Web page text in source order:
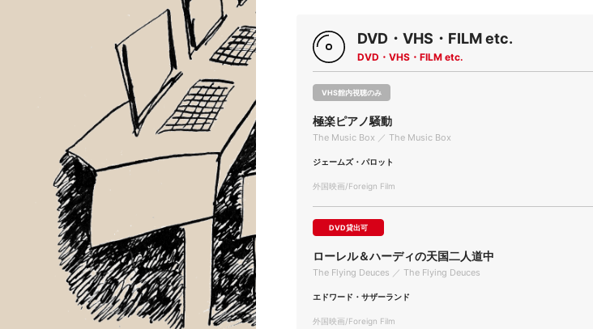
DVD・VHS・FILM etc.
DVD・VHS・FILM etc.
VHS館内視聴のみ
極楽ピアノ騒動
The Music Box ／ The Music Box
ジェームズ・パロット
外国映画/Foreign Film
DVD貸出可
ローレル＆ハーディの天国二人道中
The Flying Deuces ／ The Flying Deuces
エドワード・サザーランド
外国映画/Foreign Film